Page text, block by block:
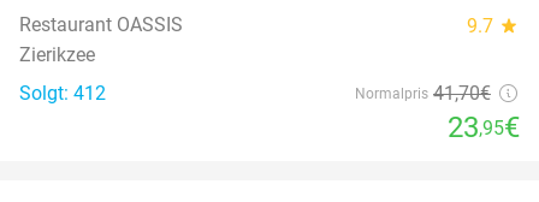
Restaurant OASSIS 9.7 star
Zierikzee
Solgt: 412
Normalpris 41,70€
23,95€